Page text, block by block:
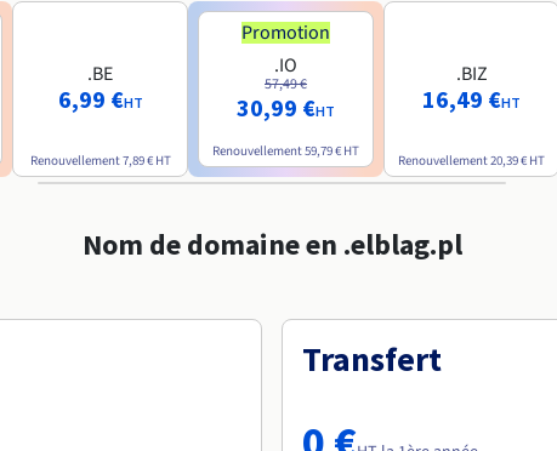
.BE
6,99 €HT
Renouvellement7,89 € HT
Promotion
.IO
57,49 €
30,99 €HT
Renouvellement59,79 € HT
.BIZ
16,49 €HT
Renouvellement20,39 € HT
Nom de domaine en .elblag.pl
Transfert